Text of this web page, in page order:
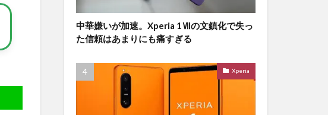
中華嫌いが加速。Xperia 1Ⅶの文鎮化で失っ
た信頼はあまりにも痛すぎる
Xperia